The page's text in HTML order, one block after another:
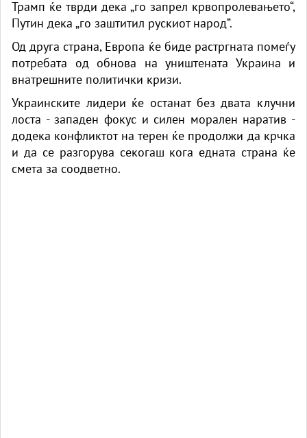
Трамп ќе тврди дека „го запрел крвопролевањето“,
Путин дека „го заштитил рускиот народ“.
Од друга страна, Европа ќе биде растргната помеѓу
потребата од обнова на уништената Украина и
внатрешните политички кризи.
Украинските лидери ќе останат без двата клучни
лоста - западен фокус и силен морален наратив -
додека конфликтот на терен ќе продолжи да крчка
и да се разгорува секогаш кога едната страна ќе
смета за соодветно.